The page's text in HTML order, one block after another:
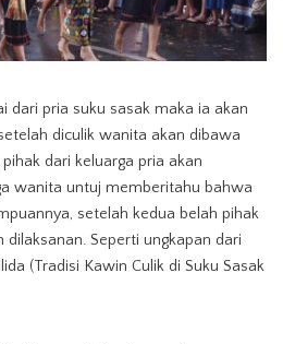
dari pria suku sasak maka ia akan
diculik wanita akan dibawa
dari keluarga pria akan
wanita untuj memberitahu bahwa
setelah kedua belah pihak
Seperti ungkapan dari
(Tradisi Kawin Culik di Suku Sasak